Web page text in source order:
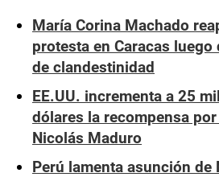
María Corina Machado
protesta en Caracas luego
de clandestinidad
EE.UU. incrementa a 25
dólares la recompensa
Nicolás Maduro
Perú lamenta asunción de